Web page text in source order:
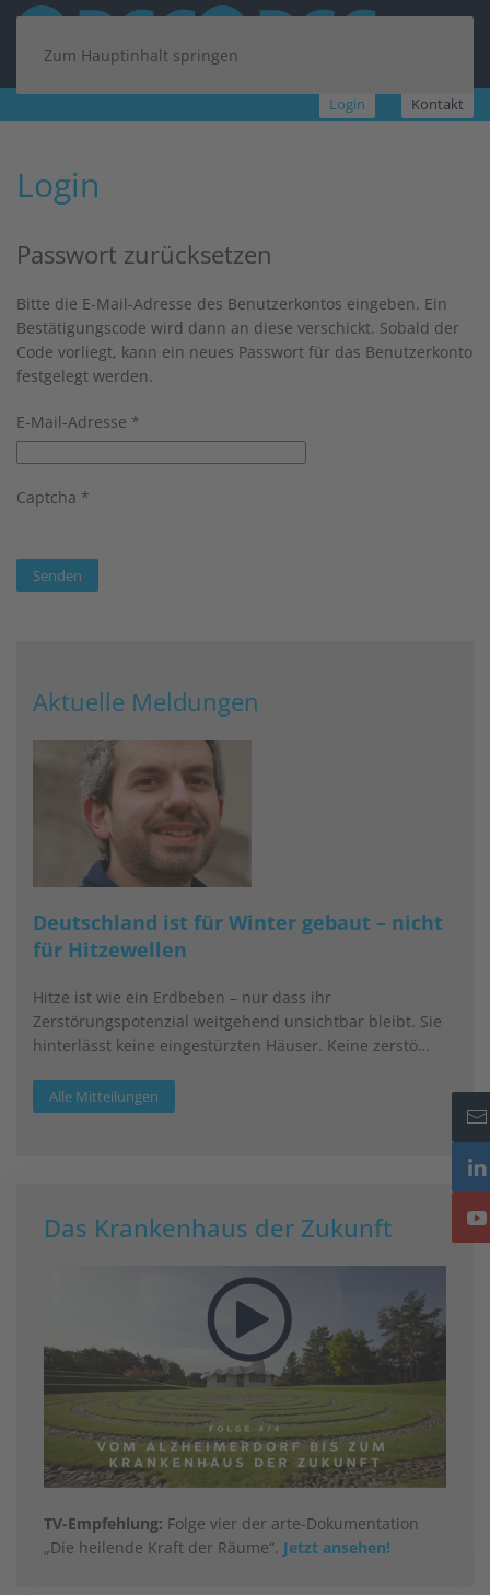
Zum Hauptinhalt springen
Login Kontakt
Login
Passwort zurücksetzen
Bitte die E-Mail-Adresse des Benutzerkontos eingeben. Ein
Bestätigungscode wird dann an diese verschickt. Sobald der
Code vorliegt, kann ein neues Passwort für das Benutzerkonto
festgelegt werden.
E-Mail-Adresse *
Captcha *
Senden
Aktuelle Meldungen
Deutschland ist für Winter gebaut – nicht
für Hitzewellen
Hitze ist wie ein Erdbeben – nur dass ihr
Zerstörungspotenzial weitgehend unsichtbar bleibt. Sie
hinterlässt keine eingestürzten Häuser. Keine zerstö…
Alle Mitteilungen
Das Krankenhaus der Zukunft
TV-Empfehlung: Folge vier der arte-Dokumentation
„Die heilende Kraft der Räume“. Jetzt ansehen!